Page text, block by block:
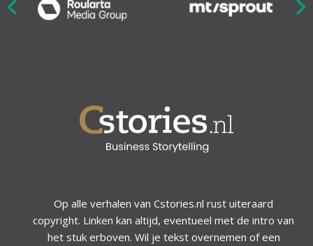
Op alle verhalen van Cstories.nl rust uiteraard
copyright. Linken kan altijd, eventueel met de intro van
het stuk erboven. Wil je tekst overnemen of een